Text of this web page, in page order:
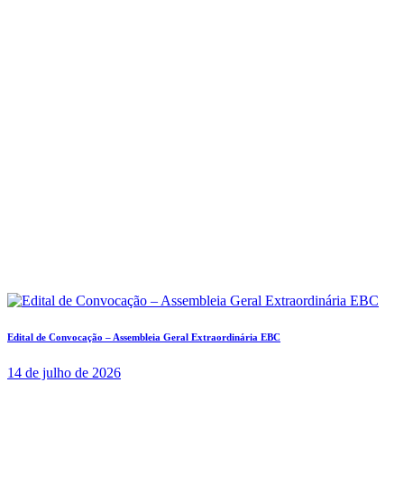
Edital de Convocação – Assembleia Geral Extraordinária EBC
14 de julho de 2026